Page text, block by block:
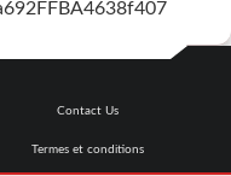
Contact Us
Termes et conditions